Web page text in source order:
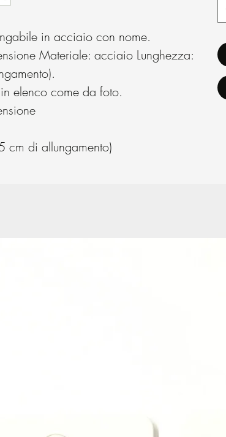
in acciaio con nome.
Materiale: acciaio Lunghezza:
elenco come da foto.
cm di allungamento)